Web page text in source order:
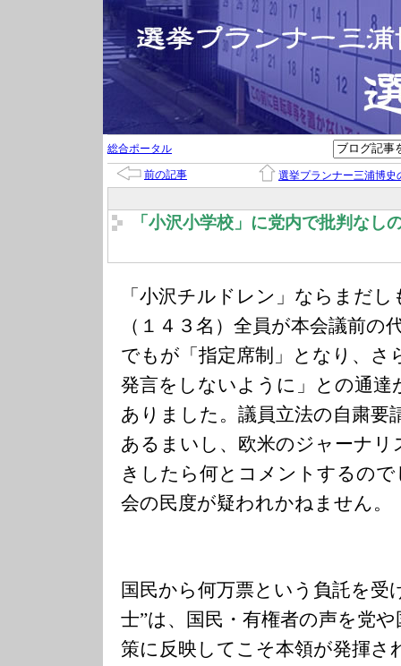
総合ポータル
前の記事 選挙プランナー三浦博史
「小沢小学校」に党内で批判なし
「小沢チルドレン」ならまだ
（１４３名）全員が本会議前の
でもが「指定席制」となり、さ
発言をしないように」との通達
ありました。議員立法の自粛要
あるまいし、欧米のジャーナリ
きしたら何とコメントするの
会の民度が疑われかねません。
国民から何万票という負託を受
士”は、国民・有権者の声を党
策に反映してこそ本領が発揮さ